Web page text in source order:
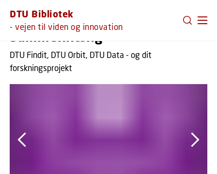
DTU Bibliotek
- vejen til viden og innovation
Sammenhæng
DTU Findit, DTU Orbit, DTU Data - og dit
forskningsprojekt